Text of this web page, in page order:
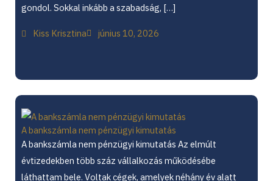
gondol. Sokkal inkább a szabadság, […]
Kiss Krisztina június 10, 2026
A bankszámla nem pénzügyi kimutatás
A bankszámla nem pénzügyi kimutatás Az elmúlt
évtizedekben több száz vállalkozás működésébe
láthattam bele. Voltak cégek, amelyek néhány év alatt